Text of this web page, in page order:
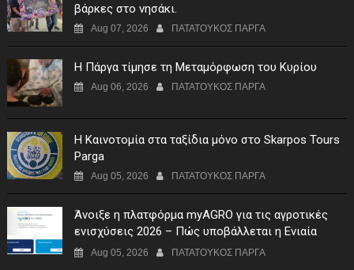
βάρκες στο νησάκι.
Aug 07, 2026 ΠΑΤΑΤΟΥΚΟΣ ΠΑΡΓΑ
Η Πάργα τίμησε τη Μεταμόρφωση του Κυρίου
Aug 06, 2026 ΠΑΤΑΤΟΥΚΟΣ ΠΑΡΓΑ
Η Καινοτομία στα ταξίδια μόνο στο Skarpos Tours
Parga
Aug 05, 2026 ΠΑΤΑΤΟΥΚΟΣ ΠΑΡΓΑ
Άνοιξε η πλατφόρμα myAGRO για τις αγροτικές
ενισχύσεις 2026 – Πώς υποβάλλεται η Ενιαία
Αίτηση Ενίσχυσης
Aug 05, 2026 ΠΑΤΑΤΟΥΚΟΣ ΠΑΡΓΑ